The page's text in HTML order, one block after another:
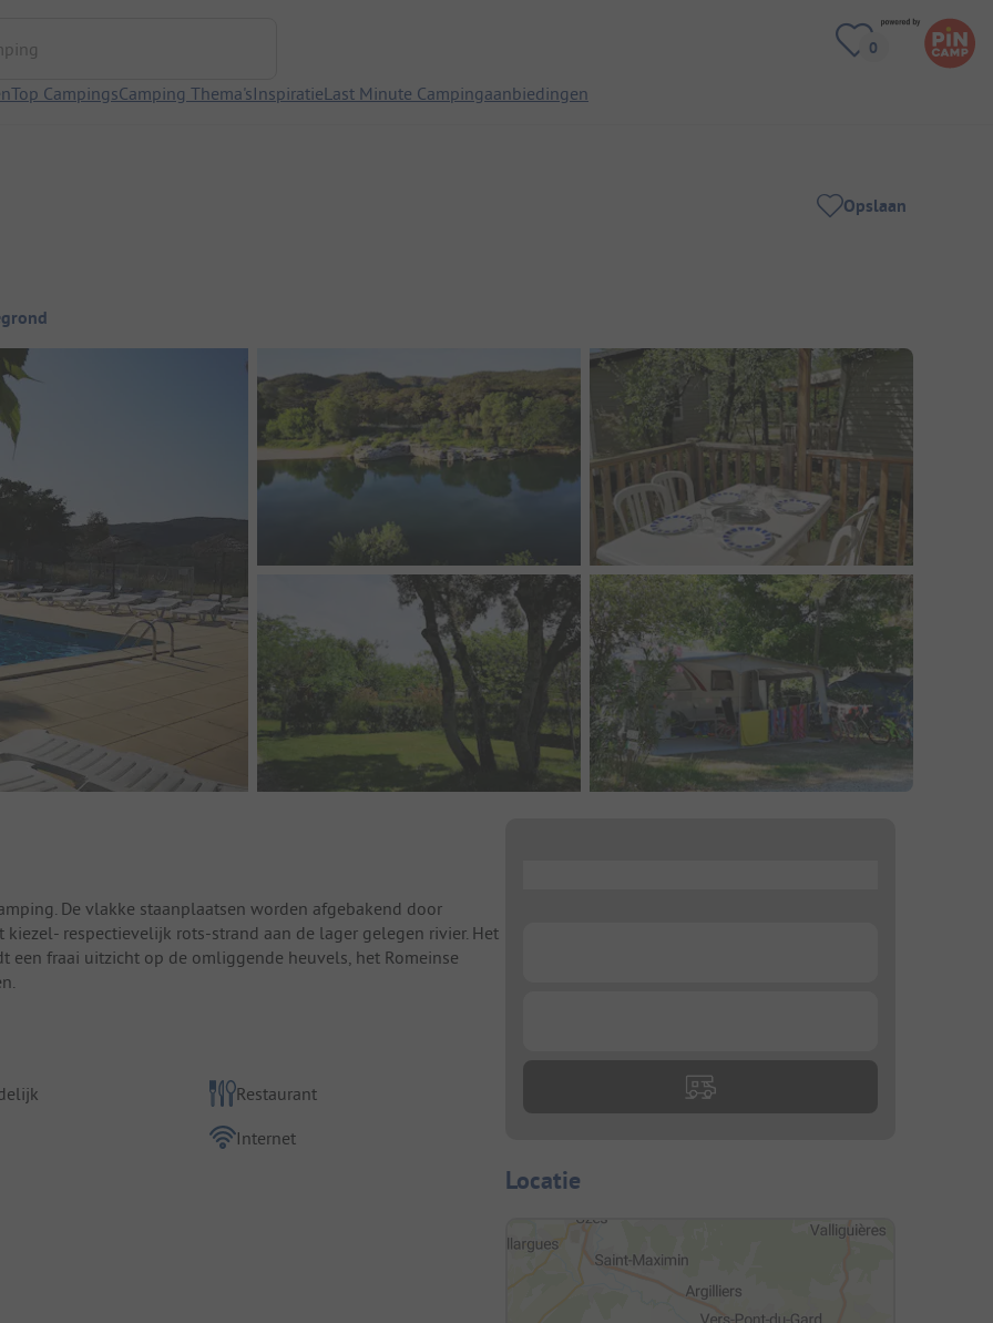
Top CampingsCamping Thema'sInspiratieLast Minute Campingaanbiedingen
Opslaan
De vlakke staanplaatsen worden afgebakend door
respectievelijk rots-strand aan de lager gelegen rivier. Het
fraai uitzicht op de omliggende heuvels, het Romeinse
Restaurant
Internet
Locatie